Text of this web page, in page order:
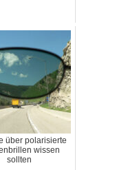
über polarisierte
wissen
sollten